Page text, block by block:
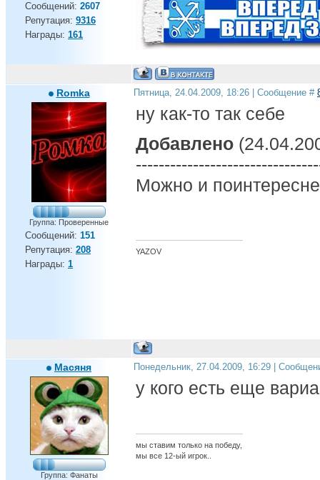
Сообщений: 2607
Репутация: 9316
Награды: 161
Romka
Группа: Проверенные
Сообщений: 151
Репутация: 208
Награды: 1
Пятница, 24.04.2009, 18:26 | Сообщение #
ну как-то так себе
Добавлено
Можно и
YAZOV
Масяня
Группа: Фанаты
Понедельник, 27.04.2009, 16:29 |
у кого есть еще
мы ставим только на победу,
мы все 12-ый игрок..